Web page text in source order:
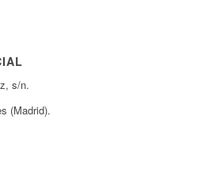
s/n.
(Madrid).